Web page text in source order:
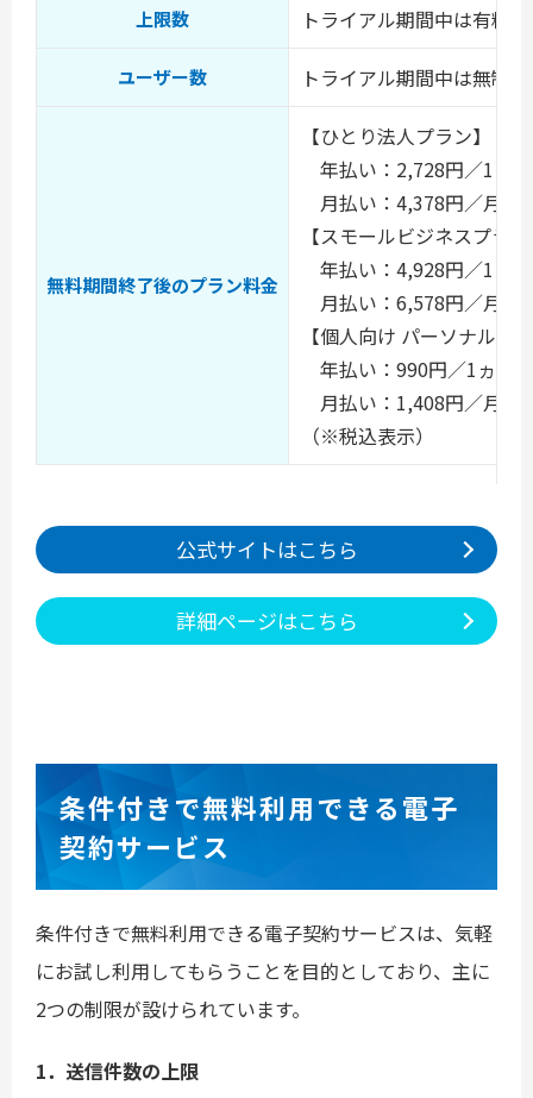
上限数 トライアル期間中は有料
ユーザー数 トライアル期間中は無制限
無料期間終了後のプラン料金
【ひとり法人プラン】
年払い：2,728円／1ヵ
月払い：4,378円／月
【スモールビジネスプラ
年払い：4,928円／1ヵ
月払い：6,578円／月
【個人向け パーソナルミ
年払い：990円／1ヵ月
月払い：1,408円／月
（※税込表示）
公式サイトはこちら
詳細ページはこちら
条件付きで無料利用できる電子
契約サービス
条件付きで無料利用できる電子契約サービスは、気軽
にお試し利用してもらうことを目的としており、主に
2つの制限が設けられています。
1．送信件数の上限